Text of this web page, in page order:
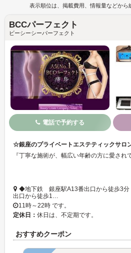
表示順位は、掲載費用、情報量などから
BCCパーフェクト
ビーシーシーパーフェクト
電話で予約する
☆銀座のプライベートエステティックサロ
◆地下鉄 銀座駅A13番出口から徒歩3
出口から徒歩1…
11時～22時 です。
定休日： 休日は、不定期です。
おすすめクーポン